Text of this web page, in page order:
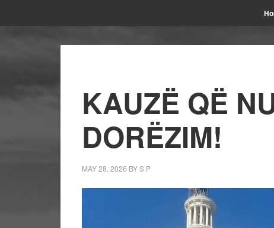
KAUZË QË
DORËZIM!
MAY 28, 2026 BYS P